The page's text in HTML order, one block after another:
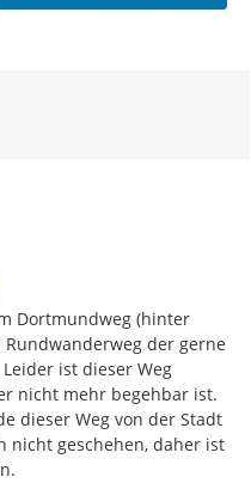
Dortmundweg (hinter
der gerne
ist dieser Weg
nicht mehr begehbar ist.
dieser Weg von der Stadt
nicht geschehen, daher ist